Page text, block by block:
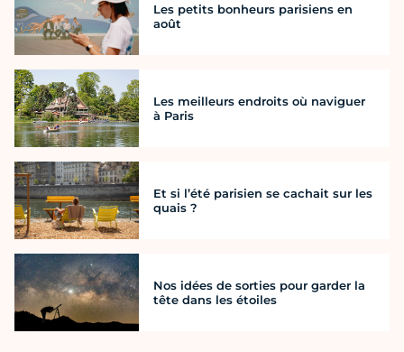
Les petits bonheurs parisiens en
août
Les meilleurs endroits où naviguer
à Paris
Et si l’été parisien se cachait sur les
quais ?
Nos idées de sorties pour garder la
tête dans les étoiles